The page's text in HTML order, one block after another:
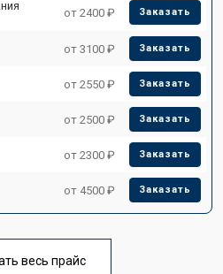
от 2400 ₽ Заказать
от 3100 ₽ Заказать
от 2550 ₽ Заказать
от 2500 ₽ Заказать
от 2300 ₽ Заказать
от 4500 ₽ Заказать
весь прайс